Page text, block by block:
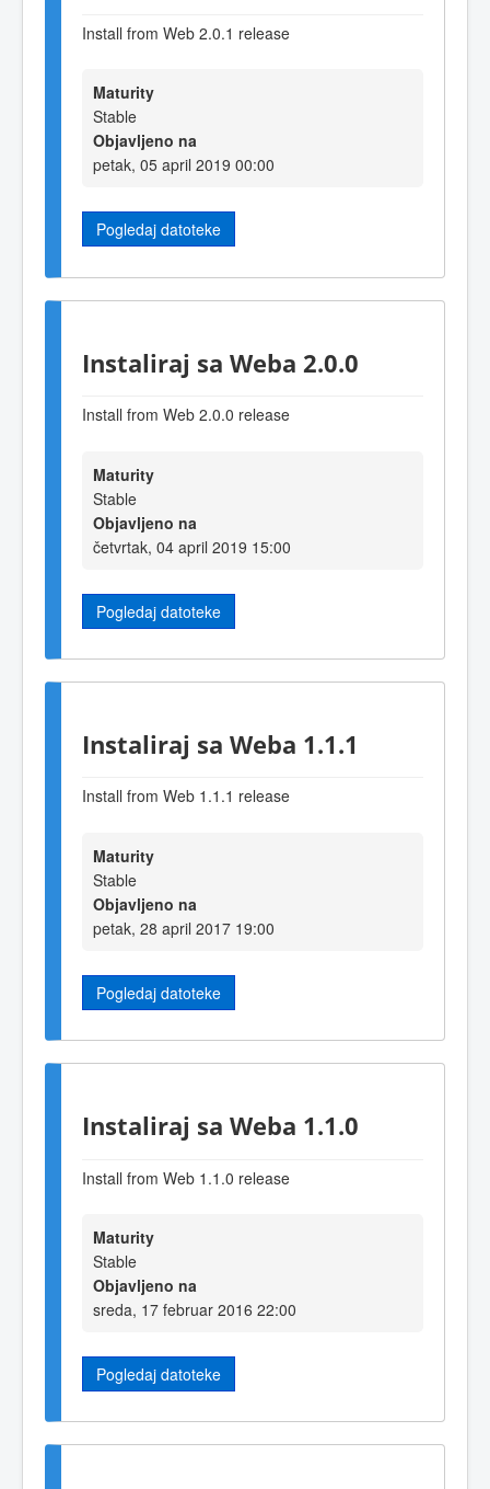
Install from Web 2.0.1 release
Maturity
Stable
Objavljeno na
petak, 05 april 2019 00:00
Pogledaj datoteke
Instaliraj sa Weba 2.0.0
Install from Web 2.0.0 release
Maturity
Stable
Objavljeno na
četvrtak, 04 april 2019 15:00
Pogledaj datoteke
Instaliraj sa Weba 1.1.1
Install from Web 1.1.1 release
Maturity
Stable
Objavljeno na
petak, 28 april 2017 19:00
Pogledaj datoteke
Instaliraj sa Weba 1.1.0
Install from Web 1.1.0 release
Maturity
Stable
Objavljeno na
sreda, 17 februar 2016 22:00
Pogledaj datoteke